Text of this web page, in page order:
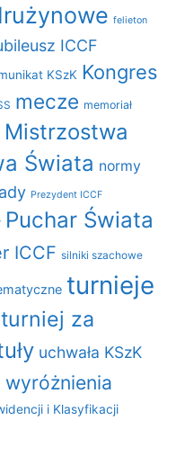
felieton
ICCF
KSzK Kongres
mecze memoriał
Mistrzostwa
Świata normy
Prezydent ICCF
Puchar Świata
ICCF silniki szachowe
turnieje
turniej za
uchwała KSzK
wyróżnienia
i Klasyfikacji